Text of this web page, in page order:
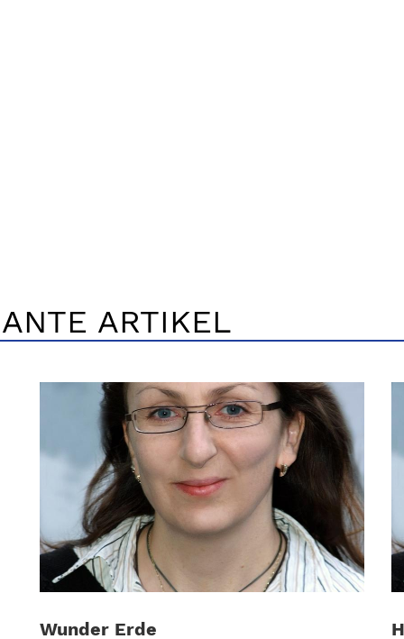
ARTIKEL
Wunder Erde